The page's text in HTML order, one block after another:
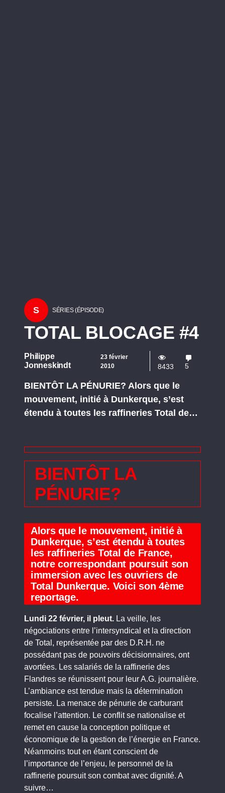
S SÉRIES (ÉPISODE)
TOTAL BLOCAGE #4
Philippe
Jonneskindt
23 février
2010
8433 5
BIENTÔT LA PÉNURIE? Alors que le
mouvement, initié à Dunkerque, s’est
étendu à toutes les raffineries Total de…
BIENTÔT LA
PÉNURIE?
Alors que le mouvement, initié à
Dunkerque, s’est étendu à toutes
les raffineries Total de France,
notre correspondant poursuit son
immersion avec les ouvriers de
Total Dunkerque. Voici son 4ème
reportage.
Lundi 22 février, il pleut. La veille, les
négociations entre l’intersyndical et la direction
de Total, représentée par des D.R.H. ne
possédant pas de pouvoirs décisionnaires, ont
avortées. Les salariés de la raffinerie des
Flandres se réunissent pour leur A.G. journalière.
L’ambiance est tendue mais la détermination
persiste. La menace de pénurie de carburant
focalise l’attention. Le conflit se nationalise et
remet en cause la conception politique et
économique de la gestion de l’énergie en France.
Néanmoins tout en étant conscient de
l’importance de l’enjeu, le personnel de la
raffinerie poursuit son combat avec dignité. A
suivre…